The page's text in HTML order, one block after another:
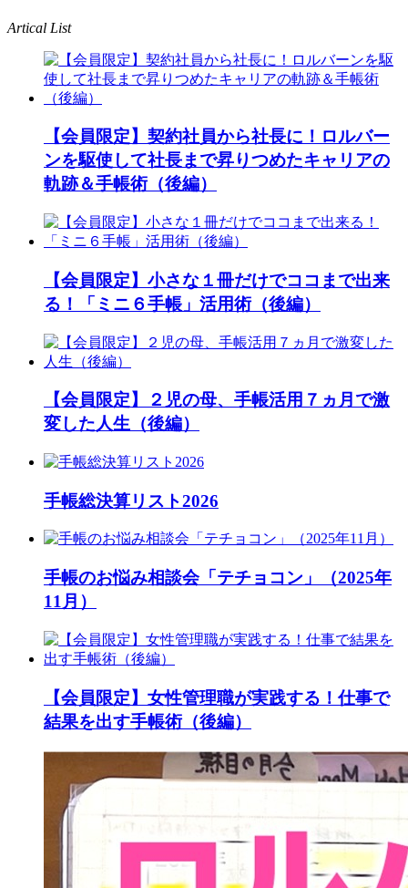
Artical List
【会員限定】契約社員から社長に！ロルバー
ンを駆使して社長まで昇りつめたキャリアの
軌跡＆手帳術（後編）
【会員限定】小さな１冊だけでココまで出来
る！「ミニ６手帳」活用術（後編）
【会員限定】２児の母、手帳活用７ヵ月で激
変した人生（後編）
手帳総決算リスト2026
手帳のお悩み相談会「テチョコン」（2025年
11月）
【会員限定】女性管理職が実践する！仕事で
結果を出す手帳術（後編）